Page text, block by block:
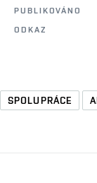
PUBLIKOVÁNO
ODKAZ
SPOLUPRÁCE